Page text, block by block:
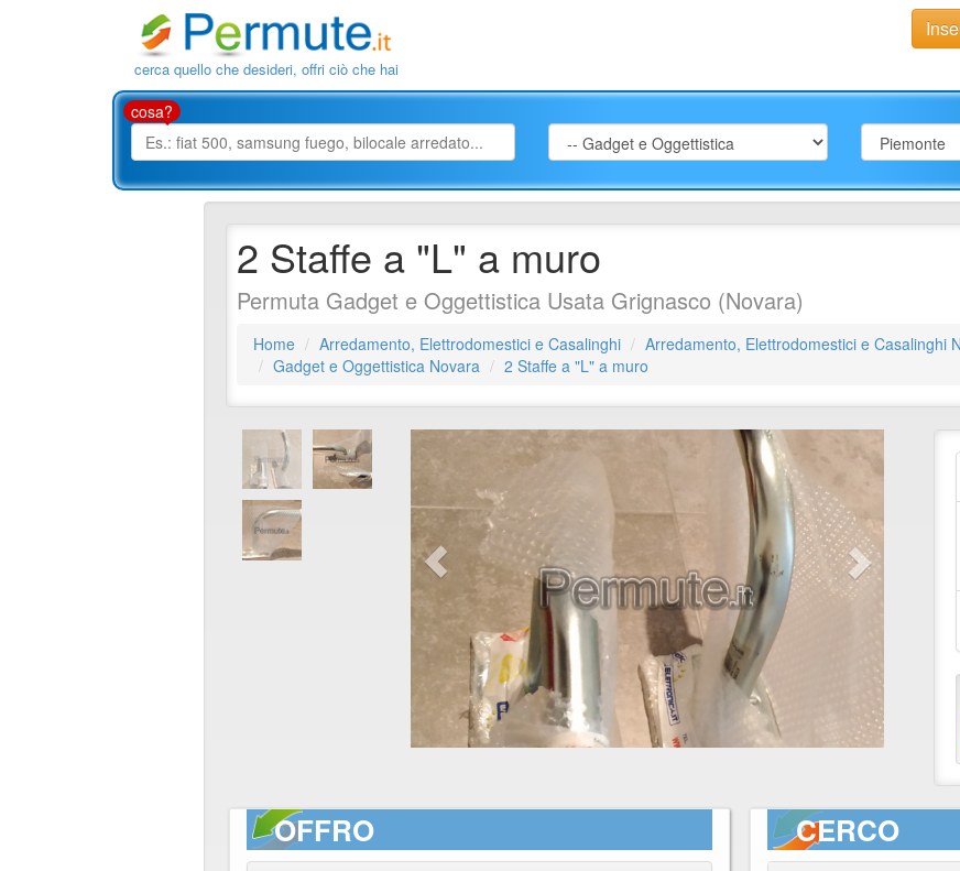
cerca quello che desideri, offri ciò che hai
cosa?
2 Staffe a "L" a muro
Permuta Gadget e Oggettistica Usata Grignasco (Novara)
Home Arredamento, Elettrodomestici e Casalinghi
Arredamento, Elettrodomestici e Casalinghi
Gadget e Oggettistica Novara
2 Staffe a "L" a muro
OFFRO CERCO